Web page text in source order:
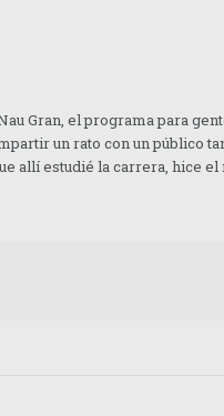
Gran, el programa para
un rato con un público
allí estudié la carrera, hice el